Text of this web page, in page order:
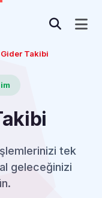
Takibi
tek
geleceğinizi